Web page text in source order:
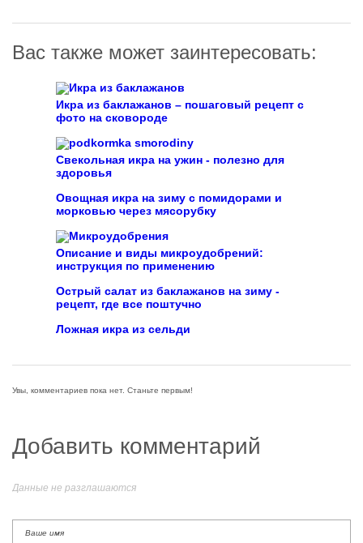
Вас также может заинтересовать:
Икра из баклажанов – пошаговый рецепт с
фото на сковороде
Свекольная икра на ужин - полезно для
здоровья
Овощная икра на зиму с помидорами и
морковью через мясорубку
Описание и виды микроудобрений:
инструкция по применению
Острый салат из баклажанов на зиму -
рецепт, где все поштучно
Ложная икра из сельди
Увы, комментариев пока нет. Станьте первым!
Добавить комментарий
Данные не разглашаются